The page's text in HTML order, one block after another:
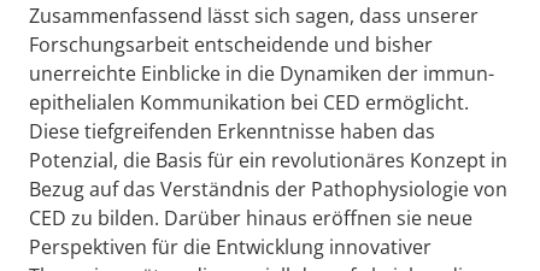
Zusammenfassend lässt sich sagen, dass unserer
Forschungsarbeit entscheidende und bisher
unerreichte Einblicke in die Dynamiken der immun-
epithelialen Kommunikation bei CED ermöglicht.
Diese tiefgreifenden Erkenntnisse haben das
Potenzial, die Basis für ein revolutionäres Konzept in
Bezug auf das Verständnis der Pathophysiologie von
CED zu bilden. Darüber hinaus eröffnen sie neue
Perspektiven für die Entwicklung innovativer